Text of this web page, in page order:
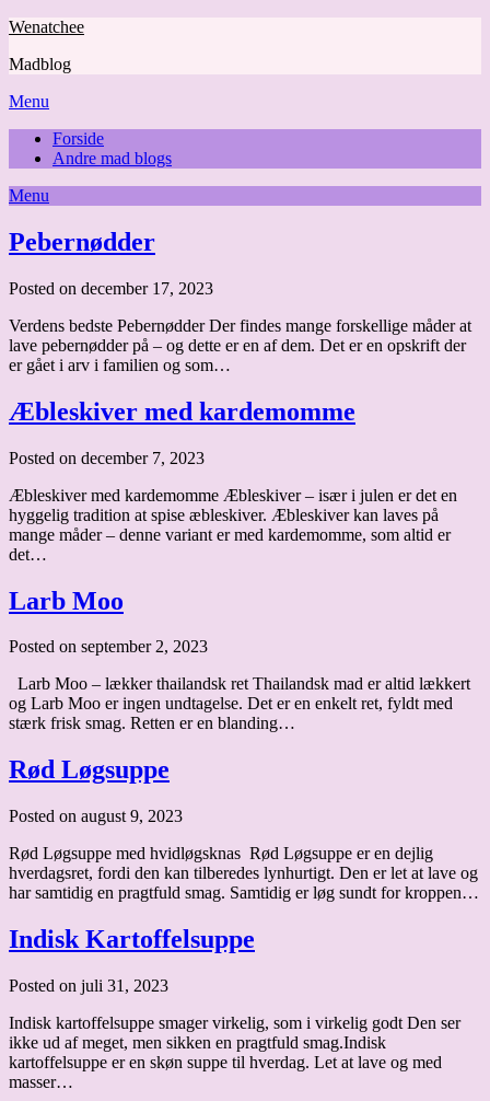
Skip
content
Wenatchee
Madblog
Menu
Forside
Andre mad blogs
Menu
Sample
Page
Pebernødder
Posted on december 17, 2023
Verdens bedste Pebernødder Der findes mange forskellige måder at
lave pebernødder på – og dette er en af dem. Det er en opskrift der
er gået i arv i familien og som…
Æbleskiver med kardemomme
Posted on december 7, 2023
Æbleskiver med kardemomme Æbleskiver – især i julen er det en
hyggelig tradition at spise æbleskiver. Æbleskiver kan laves på
mange måder – denne variant er med kardemomme, som altid er
det…
Larb Moo
Posted on september 2, 2023
Larb Moo – lækker thailandsk ret Thailandsk mad er altid lækkert
og Larb Moo er ingen undtagelse. Det er en enkelt ret, fyldt med
stærk frisk smag. Retten er en blanding…
Rød Løgsuppe
Posted on august 9, 2023
Rød Løgsuppe med hvidløgsknas Rød Løgsuppe er en dejlig
hverdagsret, fordi den kan tilberedes lynhurtigt. Den er let at lave og
har samtidig en pragtfuld smag. Samtidig er løg sundt for kroppen…
Indisk Kartoffelsuppe
Posted on juli 31, 2023
Indisk kartoffelsuppe smager virkelig, som i virkelig godt Den ser
ikke ud af meget, men sikken en pragtfuld smag.Indisk
kartoffelsuppe er en skøn suppe til hverdag. Let at lave og med
masser…